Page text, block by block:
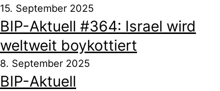
15. September 2025
BIP-Aktuell #364: Israel wird
weltweit boykottiert
8. September 2025
BIP-Aktuell